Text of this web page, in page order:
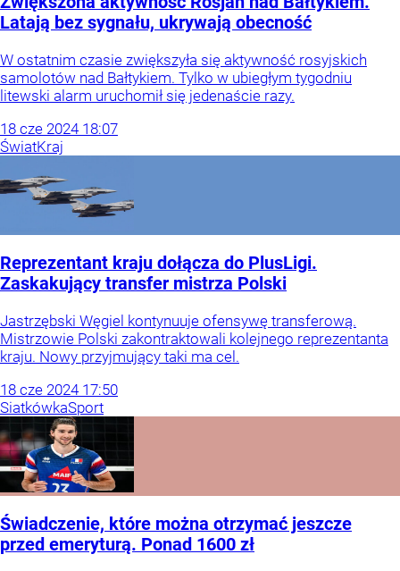
Latają bez sygnału, ukrywają obecność
W ostatnim czasie zwiększyła się aktywność rosyjskich
samolotów nad Bałtykiem. Tylko w ubiegłym tygodniu
litewski alarm uruchomił się jedenaście razy.
18 cze 2024 18:07
ŚwiatKraj
Reprezentant kraju dołącza do PlusLigi.
Zaskakujący transfer mistrza Polski
Jastrzębski Węgiel kontynuuje ofensywę transferową.
Mistrzowie Polski zakontraktowali kolejnego reprezentanta
kraju. Nowy przyjmujący taki ma cel.
18 cze 2024 17:50
SiatkówkaSport
Świadczenie, które można otrzymać jeszcze
przed emeryturą. Ponad 1600 zł